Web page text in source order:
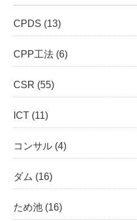
CPDS (13)
CPP工法 (6)
CSR (55)
ICT (11)
コンサル (4)
ダム (16)
ため池 (16)